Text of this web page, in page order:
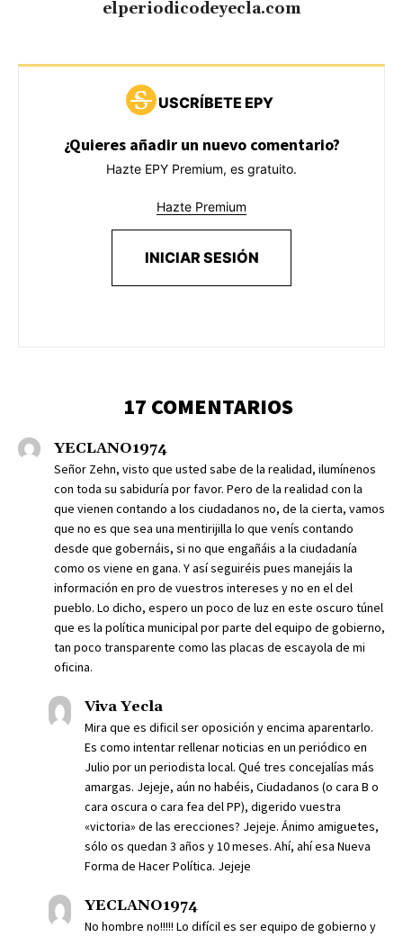
elperiodicodeyecla.com
USCRÍBETE EPY
¿Quieres añadir un nuevo comentario?
Hazte EPY Premium, es gratuito.
Hazte Premium
INICIAR SESIÓN
17 COMENTARIOS
YECLANO1974
Señor Zehn, visto que usted sabe de la realidad, ilumínenos
con toda su sabiduría por favor. Pero de la realidad con la
que vienen contando a los ciudadanos no, de la cierta, vamos
que no es que sea una mentirijilla lo que venís contando
desde que gobernáis, si no que engañáis a la ciudadanía
como os viene en gana. Y así seguiréis pues manejáis la
información en pro de vuestros intereses y no en el del
pueblo. Lo dicho, espero un poco de luz en este oscuro túnel
que es la política municipal por parte del equipo de gobierno,
tan poco transparente como las placas de escayola de mi
oficina.
Viva Yecla
Mira que es dificil ser oposición y encima aparentarlo.
Es como intentar rellenar noticias en un periódico en
Julio por un periodista local. Qué tres concejalías más
amargas. Jejeje, aún no habéis, Ciudadanos (o cara B o
cara oscura o cara fea del PP), digerido vuestra
«victoria» de las erecciones? Jejeje. Ánimo amiguetes,
sólo os quedan 3 años y 10 meses. Ahí, ahí esa Nueva
Forma de Hacer Política. Jejeje
YECLANO1974
No hombre no!!!!! Lo difícil es ser equipo de gobierno y